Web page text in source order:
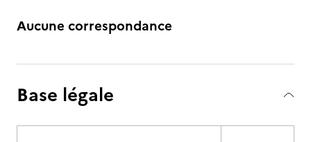
Aucune correspondance
Base légale